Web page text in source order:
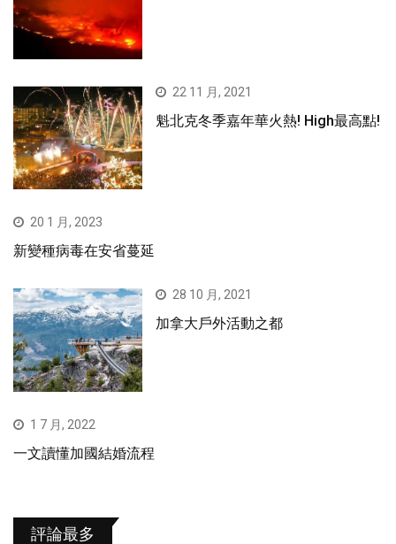
22 11 月, 2021
魁北克冬季嘉年華火熱! High最高點!
20 1 月, 2023
新變種病毒在安省蔓延
28 10 月, 2021
加拿大戶外活動之都
1 7 月, 2022
一文讀懂加國結婚流程
評論最多